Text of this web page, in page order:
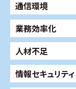
通信環境
業務効率化
人材不足
情報セキュリティ